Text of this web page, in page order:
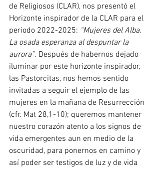
de Religiosos (CLAR), nos presentó el
Horizonte inspirador de la CLAR para el
periodo 2022-2025: “Mujeres del Alba.
La osada esperanza al despuntar la
aurora”. Después de habernos dejado
iluminar por este horizonte inspirador,
las Pastorcitas, nos hemos sentido
invitadas a seguir el ejemplo de las
mujeres en la mañana de Resurrección
(cfr. Mat 28,1-10); queremos mantener
nuestro corazón atento a los signos de
vida emergentes aun en medio de la
oscuridad, para ponernos en camino y
así poder ser testigos de luz y de vida